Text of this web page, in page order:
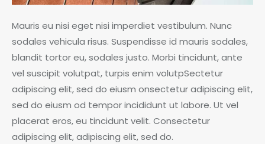
Mauris eu nisi eget nisi imperdiet vestibulum. Nunc
sodales vehicula risus. Suspendisse id mauris sodales,
blandit tortor eu, sodales justo. Morbi tincidunt, ante
vel suscipit volutpat, turpis enim volutpSectetur
adipiscing elit, sed do eiusm onsectetur adipiscing elit,
sed do eiusm od tempor incididunt ut labore. Ut vel
placerat eros, eu tincidunt velit. Consectetur
adipiscing elit, adipiscing elit, sed do.